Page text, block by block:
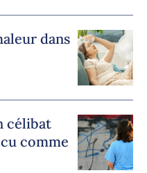
dans
célibat
comme